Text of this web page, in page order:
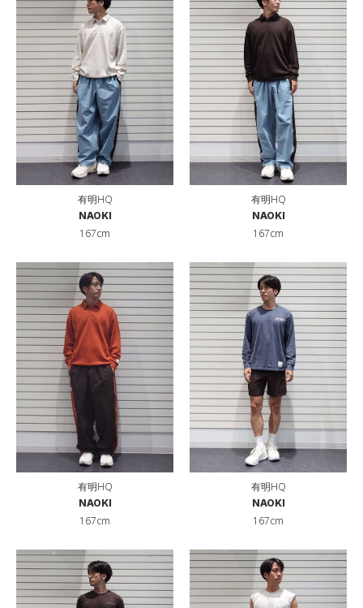
有明HQ
NAOKI
167cm
有明HQ
NAOKI
167cm
有明HQ
NAOKI
167cm
有明HQ
NAOKI
167cm